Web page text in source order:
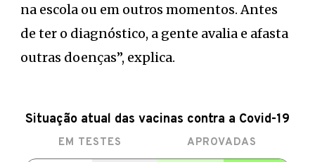
na escola ou em outros momentos. Antes
de ter o diagnóstico, a gente avalia e afasta
outras doenças”, explica.
Situação atual das vacinas contra a Covid-19
EM TESTES APROVADAS